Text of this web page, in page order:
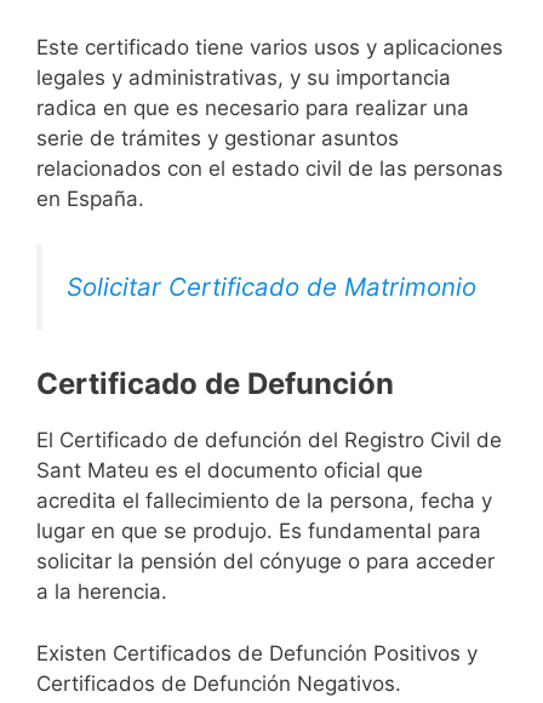
Este certificado tiene varios usos y aplicaciones
legales y administrativas, y su importancia
radica en que es necesario para realizar una
serie de trámites y gestionar asuntos
relacionados con el estado civil de las personas
en España.
Solicitar Certificado de Matrimonio
Certificado de Defunción
El Certificado de defunción del Registro Civil de
Sant Mateu es el documento oficial que
acredita el fallecimiento de la persona, fecha y
lugar en que se produjo. Es fundamental para
solicitar la pensión del cónyuge o para acceder
a la herencia.
Existen Certificados de Defunción Positivos y
Certificados de Defunción Negativos.